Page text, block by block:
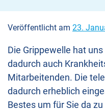
Veröffentlicht am 23.
Die Grippewelle hat
dadurch auch
Mitarbeitenden. Die
dadurch erheblich
Bestes um für Sie da